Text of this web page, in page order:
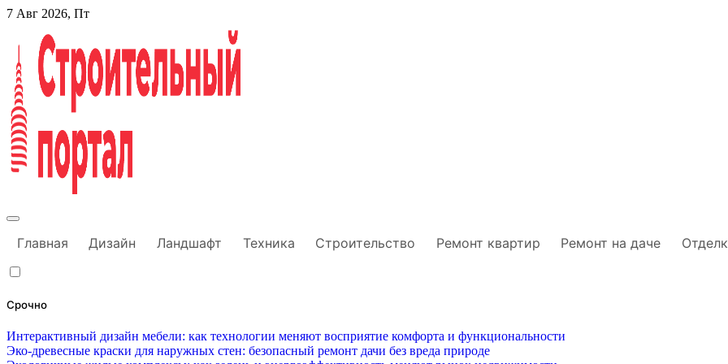
Перейти
содержанию
7 Авг 2026, Пт
Главная Дизайн Ландшафт Техника Строительство Ремонт квартир Ремонт на даче
Срочно
Интерактивный дизайн мебели: как технологии меняют восприятие комфорта и функциональности
Эко-древесные краски для наружных стен: безопасный ремонт дачи без вреда природе